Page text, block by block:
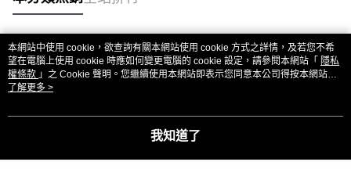
熱門標籤
本網站中使用 cookie，欲查詢有關本網站使用 cookie 方式之詳情，及若您不希
望在電腦上使用 cookie 時應如何變更電腦的 cookie 設定，請參閱本網站「 隱私
權條款 」之 Cookie 聲明。您繼續使用本網站即表示您同意本公司得按本網站使
用條款之 Cookie 聲明使用 cookie。
了解更多 >
我知道了